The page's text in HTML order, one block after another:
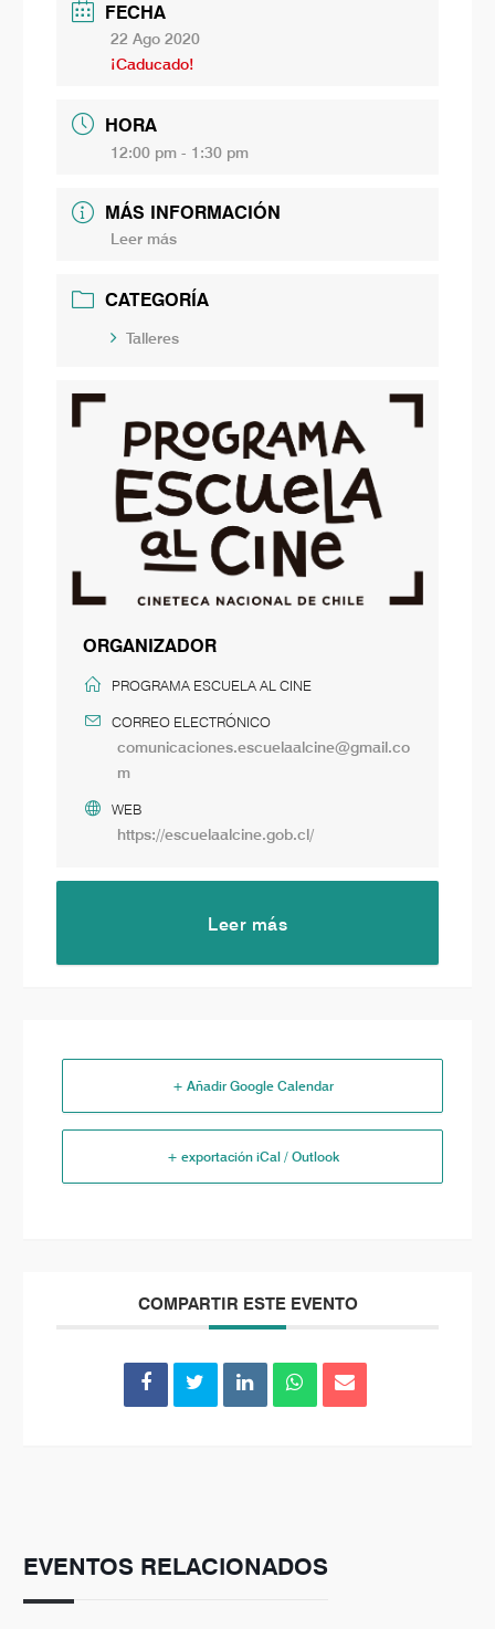
FECHA
22 Ago 2020
¡Caducado!
HORA
12:00 pm - 1:30 pm
MÁS INFORMACIÓN
Leer más
CATEGORÍA
Talleres
ORGANIZADOR
PROGRAMA ESCUELA AL CINE
CORREO ELECTRÓNICO
comunicaciones.escuelaalcine@gmail.co
m
WEB
https://escuelaalcine.gob.cl/
Leer más
+ Añadir Google Calendar
+ exportación iCal / Outlook
COMPARTIR ESTE EVENTO
EVENTOS RELACIONADOS